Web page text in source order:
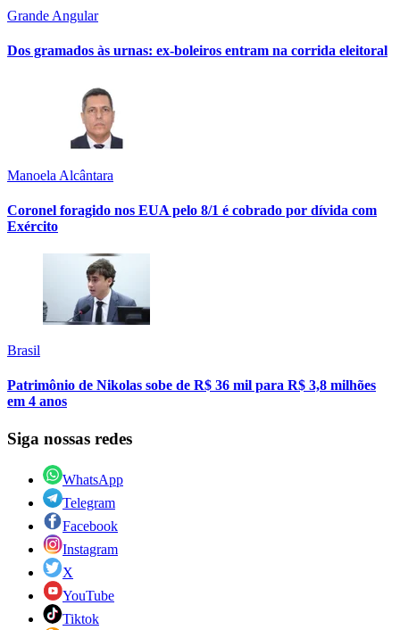
Grande Angular
Dos gramados às urnas: ex-boleiros entram na corrida eleitoral
Manoela Alcântara
Coronel foragido nos EUA pelo 8/1 é cobrado por dívida com
Exército
Brasil
Patrimônio de Nikolas sobe de R$ 36 mil para R$ 3,8 milhões
em 4 anos
Siga nossas redes
WhatsApp
Telegram
Facebook
Instagram
X
YouTube
Tiktok